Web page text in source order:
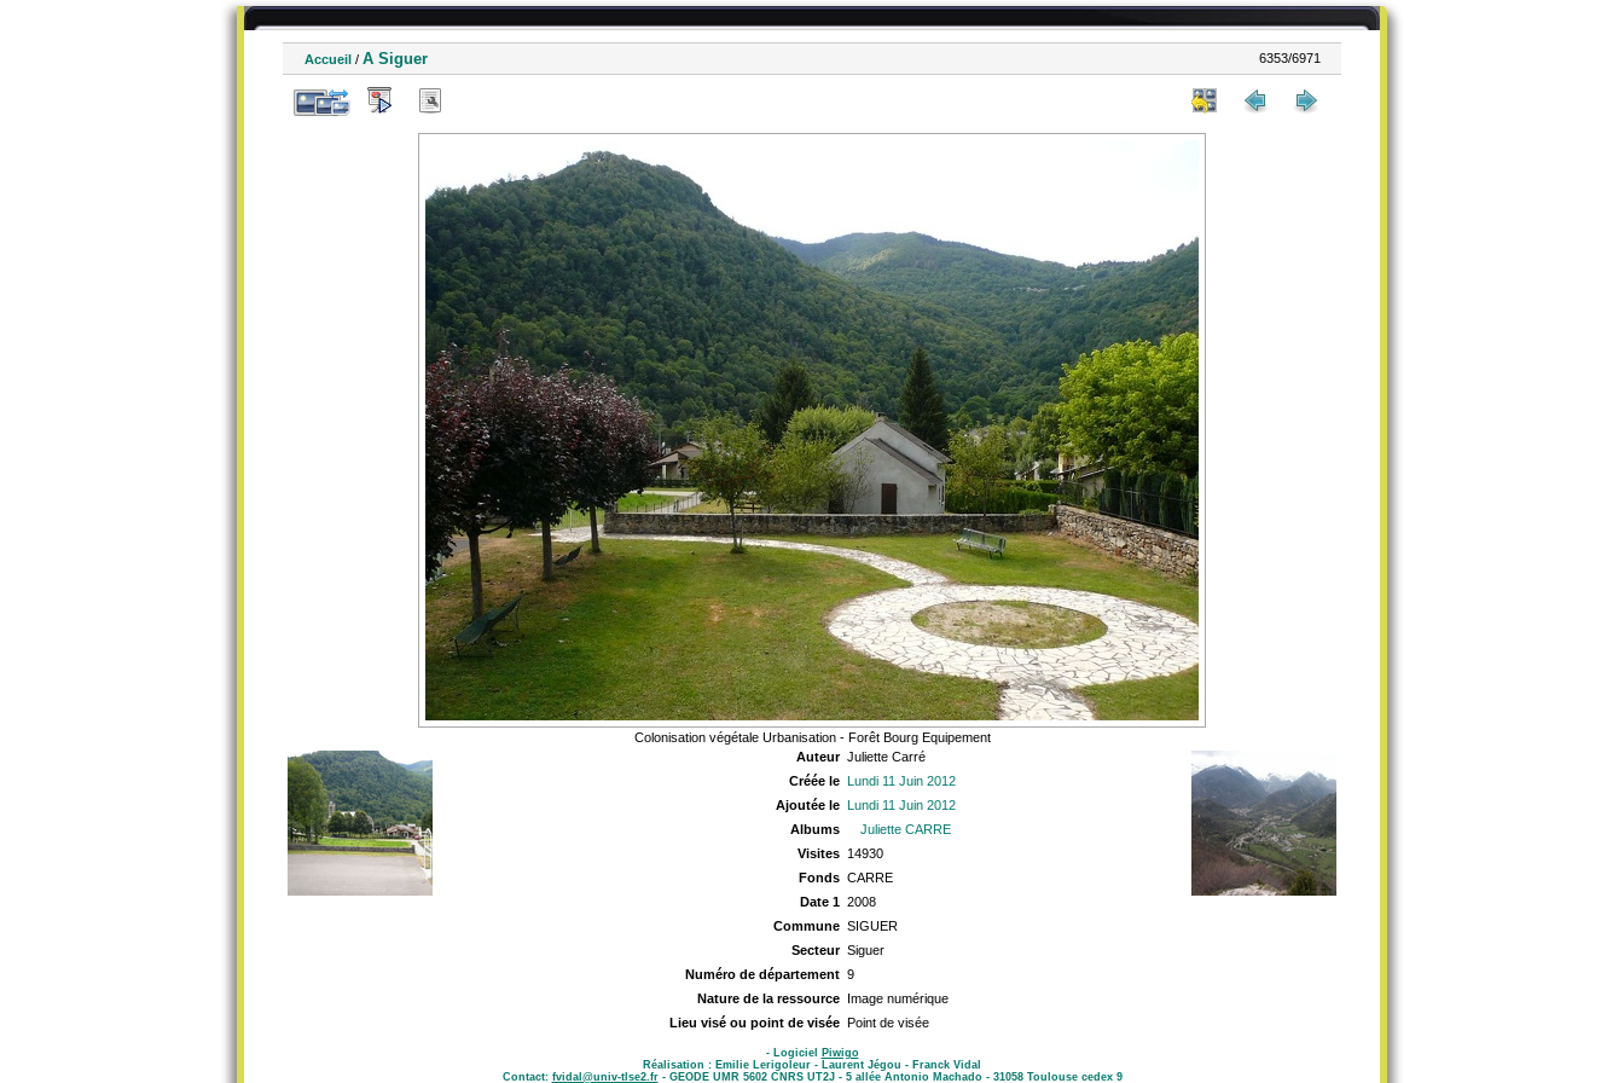
Accueil / A Siguer 6353/6971
Colonisation végétale Urbanisation - Forêt Bourg Equipement
Auteur Juliette Carré
Créée le Lundi 11 Juin 2012
Ajoutée le Lundi 11 Juin 2012
Albums
Juliette CARRE
Visites 14930
Fonds CARRE
Date 1 2008
Commune SIGUER
Secteur Siguer
Numéro de département 9
Nature de la ressource Image numérique
Lieu visé ou point de visée Point de visée
- Logiciel
Piwigo
Réalisation : Emilie Lerigoleur - Laurent Jégou - Franck Vidal
Contact: fvidal@univ-tlse2.fr- GEODE UMR 5602 CNRS UT2J - 5 allée Antonio Machado - 31058 Toulouse cedex 9